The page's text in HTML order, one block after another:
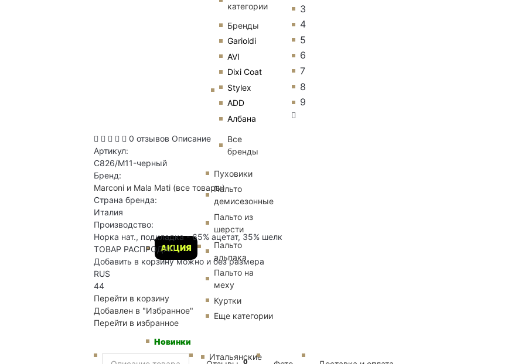
категории
Бренды
Garioldi
AVI
Dixi Coat
Stylex
ADD
Албана
Все
бренды
АКЦИЯ
Пуховики
Пальто
демисезонные
Пальто из
шерсти
Пальто
альпака
Пальто на
меху
Куртки
Еще категории
Новинки
Итальянские
3
4
5
6
7
8
9
0 отзывов Описание
Артикул:
C826/M11-черный
Бренд:
Marconi и Mala Mati (все товары)
Страна бренда:
Италия
Производство:
Норка нат., подкладка - 65% ацетат, 35% шелк
ТОВАР РАСПРОДАН
Добавить в корзину можно и без размера
RUS
44
Перейти в корзину
Добавлен в "Избранное"
Перейти в избранное
0